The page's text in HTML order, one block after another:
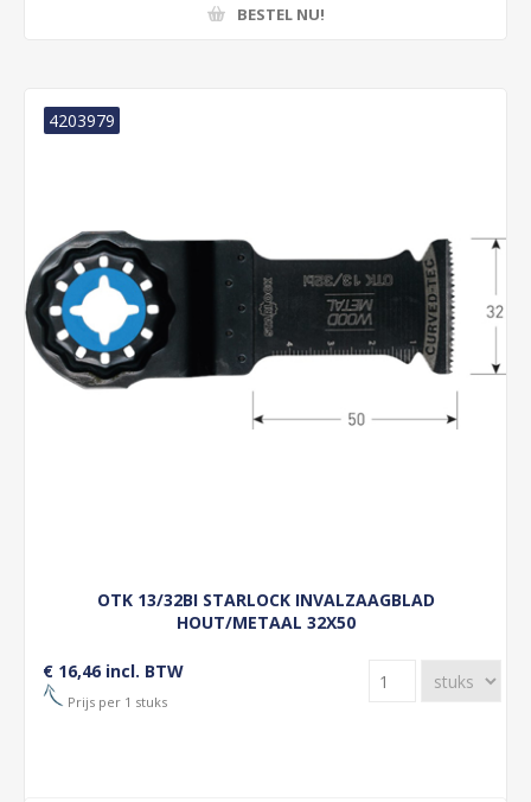
BESTEL NU!
OTK 13/32BI STARLOCK INVALZAAGBLAD
HOUT/METAAL 32X50
4203979
€ 16,46 incl. BTW
Prijs per 1 stuks